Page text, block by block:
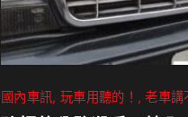
國內車訊 玩車用聽的！ 老車講